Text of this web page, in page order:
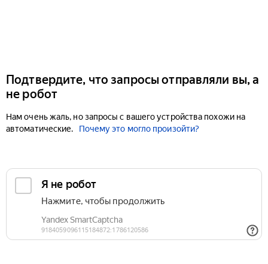
Подтвердите, что запросы отправляли вы, а
не робот
Нам очень жаль, но запросы с вашего устройства похожи на
автоматические.
Почему это могло произойти?